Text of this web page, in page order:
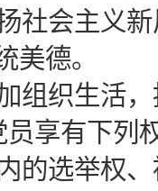
扬社会主义
美德。
组织生活
享有下列
的选举权